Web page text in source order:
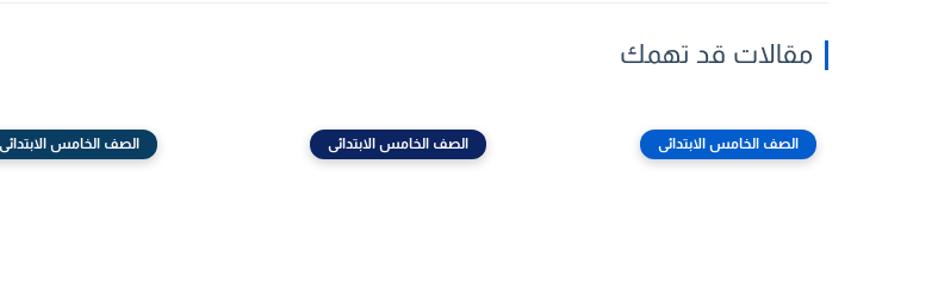
مقالات قد تهمك
الصف الخامس الابتدائى الصف الخامس الابتدائى الصف الخامس الابتدائى